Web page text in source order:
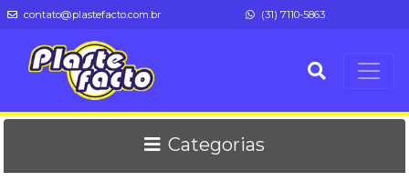
contato@plastefacto.com.br (31) 7110-5863
Categorias